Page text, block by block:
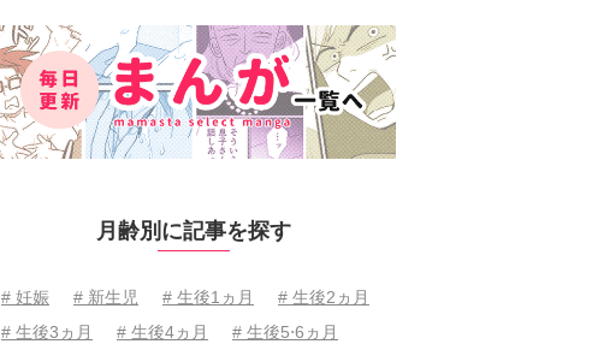
月齢別に記事を探す
# 妊娠 # 新生児 # 生後1ヵ月
# 生後2ヵ月
# 生後3ヵ月
# 生後4ヵ月
# 生後5⋅6ヵ月